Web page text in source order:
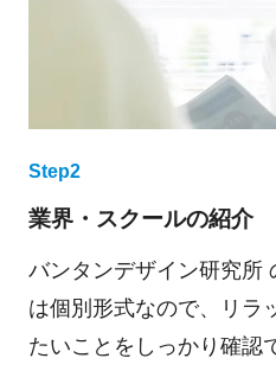
Step2
業界・スクールの紹介
バンタンデザイン研究所
は個別形式なので、リラ
たいことをしっかり確認